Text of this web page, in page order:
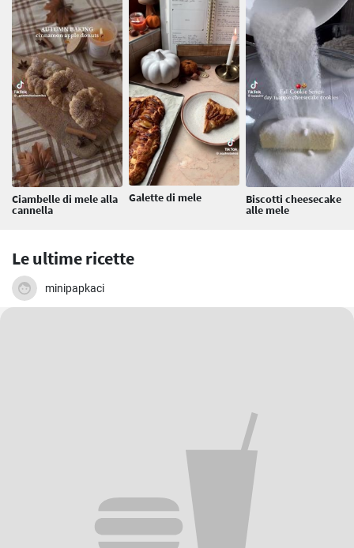
Ciambelle di mele alla
cannella
Galette di mele Biscotti cheesecake
alle mele
Le ultime ricette
minipapkaci